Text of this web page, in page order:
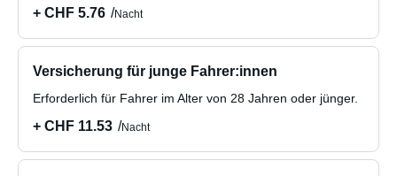
+ CHF 5.76
Nacht
Versicherung für junge Fahrer:innen
Erforderlich für Fahrer im Alter von 28 Jahren oder jünger.
+ CHF 11.53 Nacht